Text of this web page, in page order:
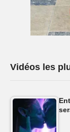
Vidéos les